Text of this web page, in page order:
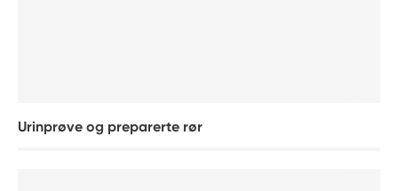
Urinprøve og preparerte rør